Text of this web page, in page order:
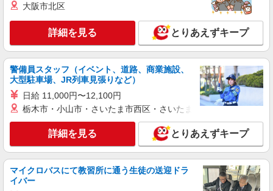
株式会社シエロ
【softbank】の携帯販売スタッフ
時給1400〜1600円（経験・能力による） ※残
業代支給 ★交通費別途支給（規定あり） ゜
+゜・。○。・゜+゜・。○。・゜+゜ 入社祝い金10
万円支給(規定有) お友達を紹介頂くと, インセンテ
ィブ支給(規定有) ★月2回払い・週払い可能（規程
有）★ ゜・。○。・゜+゜・。○。・゜+゜
愛知県稲沢市の携帯ショップ
キープ 詳細を見る
派遣社員
株式会社シエロ
【softbank】人気機種に詳しくなれる携帯販
大阪市北区
詳細を見る とりあえずキープ
警備員スタッフ（イベント、道路、商業施設、
大型駐車場、JR列車見張りなど）
日給 11,000円〜12,100円
栃木市・小山市・さいたま市西区・さいたま市岩槻区・久喜市・
詳細を見る とりあえずキープ
マイクロバスにて教習所に通う生徒の送迎ドラ
イバー